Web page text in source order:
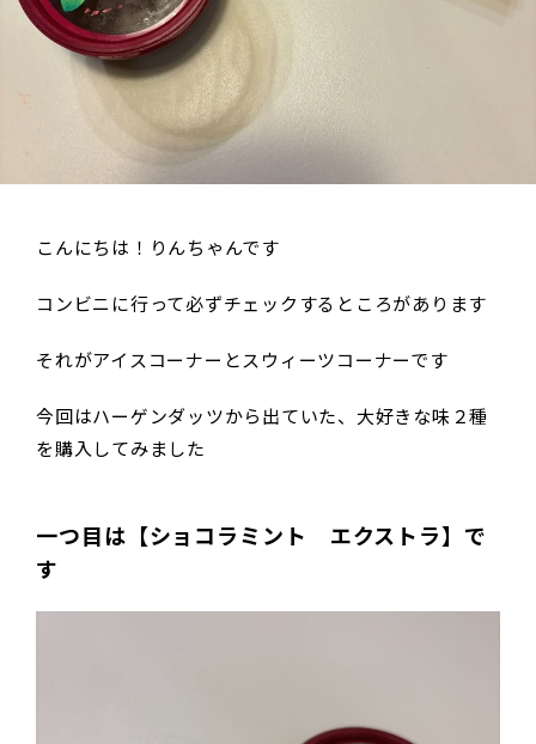
こんにちは！りんちゃんです
コンビニに行って必ずチェックするところがあります
それがアイスコーナーとスウィーツコーナーです
今回はハーゲンダッツから出ていた、大好きな味２種
を購入してみました
一つ目は【ショコラミント エクストラ】で
す